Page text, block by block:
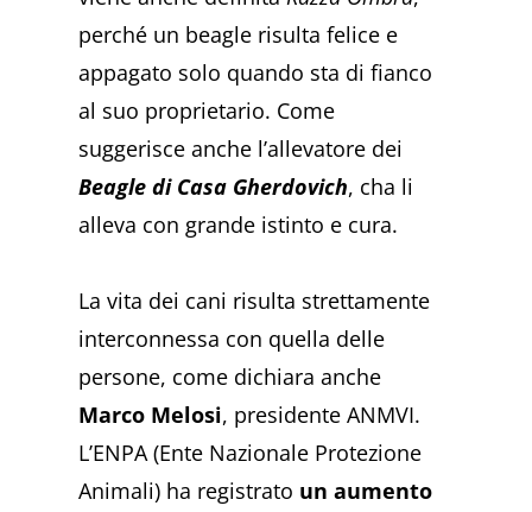
perché un beagle risulta felice e
appagato solo quando sta di fianco
al suo proprietario. Come
suggerisce anche l’allevatore dei
Beagle di Casa Gherdovich, cha li
alleva con grande istinto e cura.
La vita dei cani risulta strettamente
interconnessa con quella delle
persone, come dichiara anche
Marco Melosi, presidente ANMVI.
L’ENPA (Ente Nazionale Protezione
Animali) ha registrato un aumento